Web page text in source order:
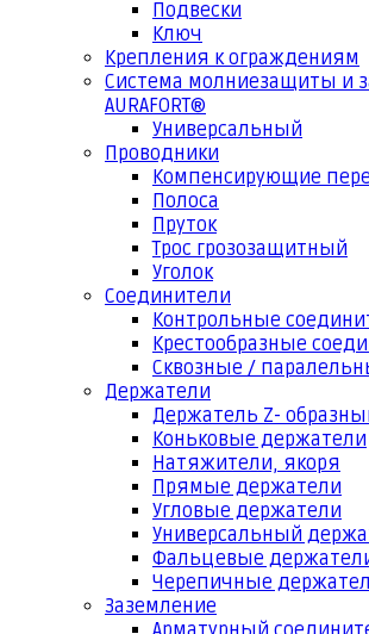
Подвески
Ключ
Крепления к ограждениям
Система молниезащиты и
AURAFORT®
Универсальный
Проводники
Компенсирующие
Полоса
Пруток
Трос грозозащитный
Уголок
Соединители
Контрольные
Крестообразные
Сквозные /
Держатели
Держатель Z-
Коньковые держатели
Натяжители, якоря
Прямые держатели
Угловые держатели
Универсальный
Фальцевые
Черепичные
Заземление